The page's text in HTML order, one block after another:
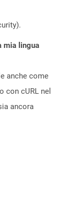
mia lingua
anche come
con cURL nel
ancora